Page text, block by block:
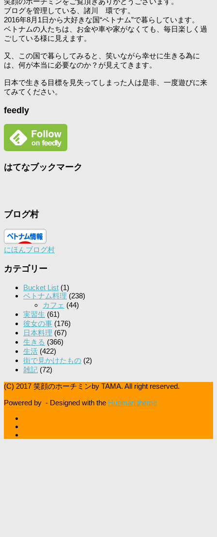
ブログを管理している、諸川 環です。
2016年8月1日から大好きな国“ベトナム”で暮らしています。
ベトナムの人たちは、お金や車や家がなくても、毎日楽しく過
ごしている様に見えます。
又、この国で暮らしてみると、笑いながら幸せに生きる為に
は、何が本当に必要なのか？が見えてきます。
日本で生きる目標を見失ってしまった人は是非、一度遊びに来
てみてください。
feedly
はてなブックマーク
ブログ村
にほんブログ村
カテゴリー
Bucket List (1)
ベトナム料理 (238)
カフェ (44)
実習生 (61)
彼女の事 (176)
日本料理 (67)
生きる (366)
生活 (422)
街で見かけたもの (2)
雑記 (72)
(C) 2017 笑顔のホーチミンby TAMA. All right reserved.
Powered by - Designed with the Hueman theme